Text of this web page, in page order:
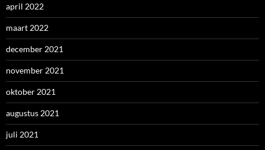
april 2022
maart 2022
december 2021
november 2021
oktober 2021
augustus 2021
juli 2021